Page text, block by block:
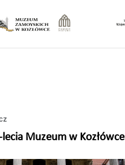
Muzeum w Kozłówce